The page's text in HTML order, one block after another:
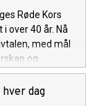
Røde Kors
over 40 år. Nå
med mål
og
mer digital.
dag